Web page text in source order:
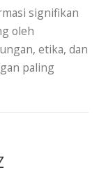
signifikan
oleh
etika, dan
paling